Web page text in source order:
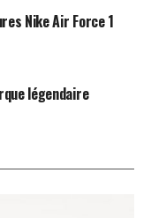
Nike Air Force 1
légendaire